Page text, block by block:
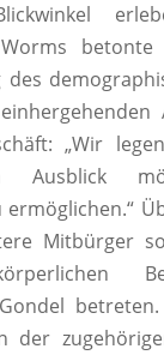
betonte
des
„Wir
Ausblick
Mitbürger
der